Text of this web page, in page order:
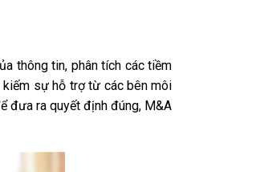
thông tin, phân tích các tiềm
kiếm sự hỗ trợ từ các bên môi
đưa ra quyết định đúng, M&A